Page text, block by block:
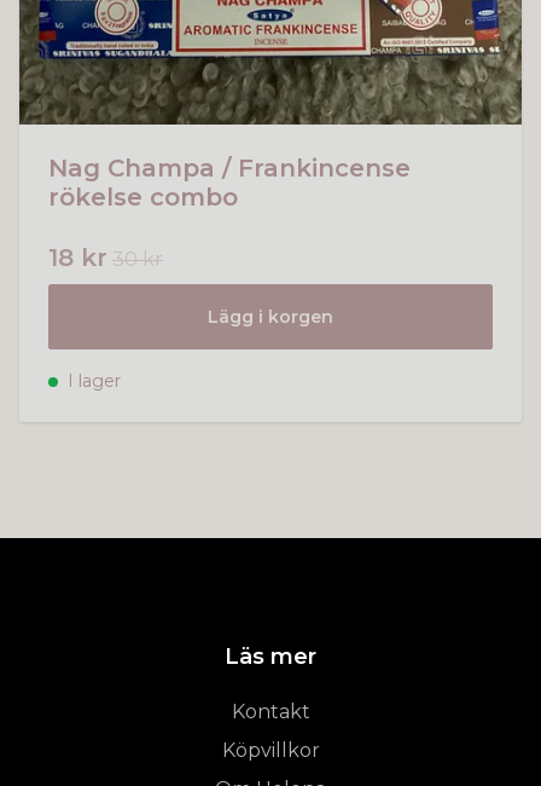
Nag Champa / Frankincense
rökelse combo
18 kr 30 kr
Lägg i korgen
I lager
Läs mer
Kontakt
Köpvillkor